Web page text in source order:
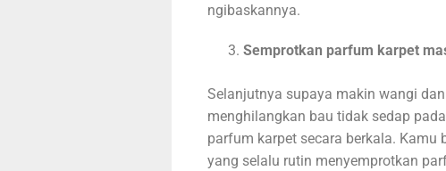
ngibaskannya.
Semprotkan parfum karpet
Selanjutnya supaya makin wangi
menghilangkan bau tidak sedap
parfum karpet secara berkala.
yang selalu rutin menyemprotkan